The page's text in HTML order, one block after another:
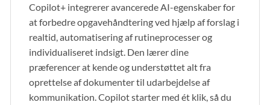
Copilot+ integrerer avancerede AI-egenskaber for
at forbedre opgavehåndtering ved hjælp af forslag i
realtid, automatisering af rutineprocesser og
individualiseret indsigt. Den lærer dine
præferencer at kende og understøttet alt fra
oprettelse af dokumenter til udarbejdelse af
kommunikation. Copilot starter med ét klik, så du